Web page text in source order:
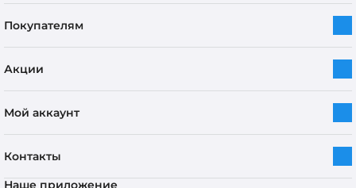
Покупателям
Акции
Мой аккаунт
Контакты
Наше приложение